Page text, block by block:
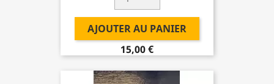
AJOUTER AU PANIER
15,00 €